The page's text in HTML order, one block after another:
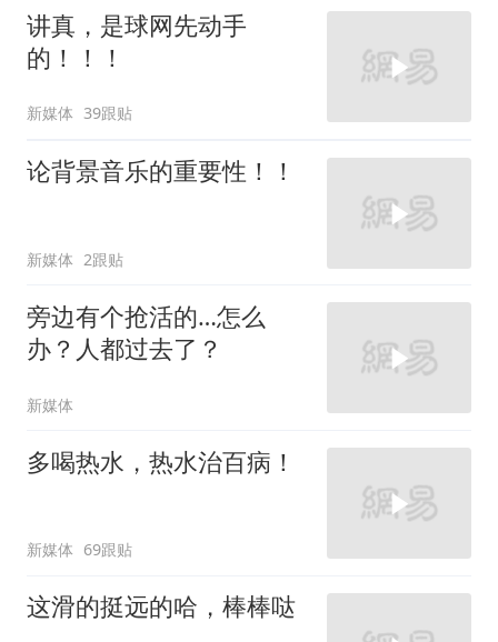
讲真，是球网先动手
的！！！
新媒体 39跟贴
论背景音乐的重要性！！
新媒体 2跟贴
旁边有个抢活的…怎么
办？人都过去了？
新媒体
多喝热水，热水治百病！
新媒体 69跟贴
这滑的挺远的哈，棒棒哒